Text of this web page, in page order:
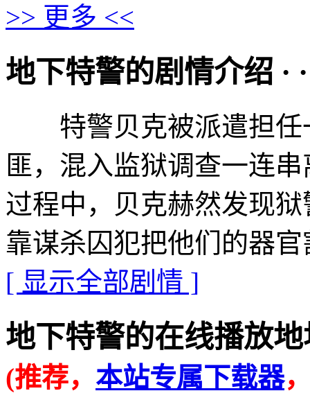
>> 更多 <<
地下特警的剧情介绍 · ·
特警贝克被派遣担任
匪，混入监狱调查一连
过程中，贝克赫然发现
靠谋杀囚犯把他们的器
[ 显示全部剧情 ]
地下特警的在线播放地
(推荐， 本站专属下载器